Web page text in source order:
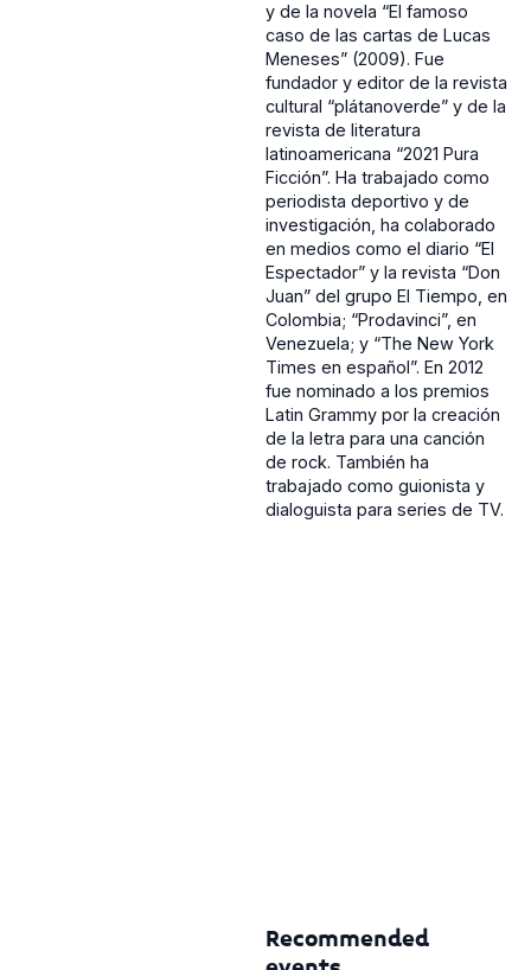
y de la novela “El famoso
caso de las cartas de Lucas
Meneses” (2009). Fue
fundador y editor de la revista
cultural “plátanoverde” y de la
revista de literatura
latinoamericana “2021 Pura
Ficción”. Ha trabajado como
periodista deportivo y de
investigación, ha colaborado
en medios como el diario “El
Espectador” y la revista “Don
Juan” del grupo El Tiempo, en
Colombia; “Prodavinci”, en
Venezuela; y “The New York
Times en español”. En 2012
fue nominado a los premios
Latin Grammy por la creación
de la letra para una canción
de rock. También ha
trabajado como guionista y
dialoguista para series de TV.
Recommended